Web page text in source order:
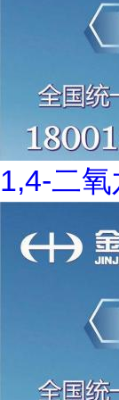
1,4-二